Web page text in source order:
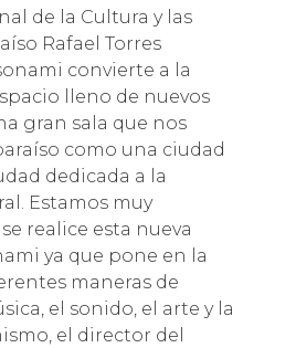
de la Cultura y las
Rafael Torres
convierte a la
lleno de nuevos
gran sala que nos
como una ciudad
dedicada a la
Estamos muy
realice esta nueva
ya que pone en la
maneras de
el sonido, el arte y la
el director del